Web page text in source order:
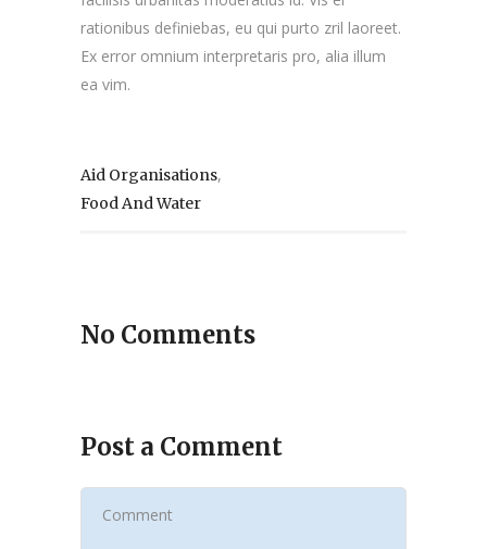
rationibus definiebas, eu qui purto zril laoreet.
Ex error omnium interpretaris pro, alia illum
ea vim.
Aid Organisations,
Food And Water
No Comments
Post a Comment